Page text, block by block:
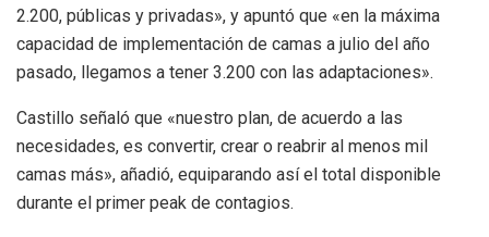
2.200, públicas y privadas», y apuntó que «en la máxima
capacidad de implementación de camas a julio del año
pasado, llegamos a tener 3.200 con las adaptaciones».
Castillo señaló que «nuestro plan, de acuerdo a las
necesidades, es convertir, crear o reabrir al menos mil
camas más», añadió, equiparando así el total disponible
durante el primer peak de contagios.